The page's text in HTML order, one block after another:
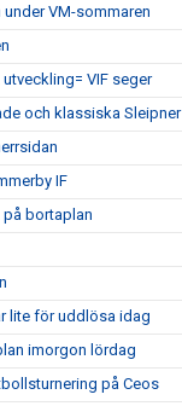
VM-sommaren
VIF seger
och klassiska Sleipner
IF
på bortaplan
lite för uddlösa idag
imorgon lördag
på Ceos